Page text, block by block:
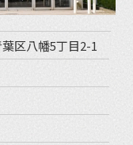
区八幡5丁目2-1